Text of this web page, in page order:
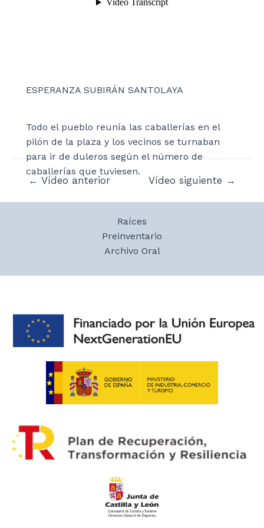
ESPERANZA SUBIRÁN SANTOLAYA
Todo el pueblo reunía las caballerías en el
pilón de la plaza y los vecinos se turnaban
para ir de duleros según el número de
caballerías que tuviesen.
Navegación
← Vídeo anterior Vídeo siguiente →
Raíces
Preinventario
Archivo Oral